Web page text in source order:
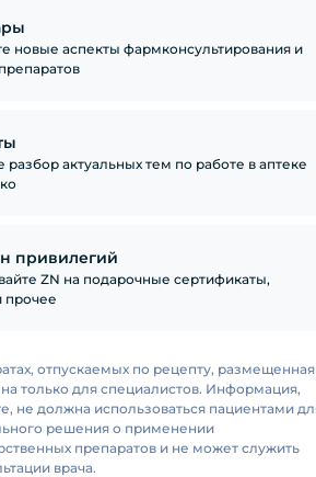
новые аспекты фармконсультирования и
разбор актуальных тем по работе в аптеке
привилегий
ZN на подарочные сертификаты,
прочее
отпускаемых по рецепту, размещенная
только для специалистов. Информация,
не должна использоваться пациентами
решения о применении
препаратов и не может служить
врача.